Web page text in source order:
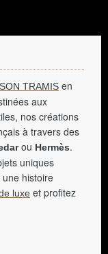
TRAMIS en
aux
nos créations
à travers des
ou Hermès.
uniques
histoire
luxe et profitez